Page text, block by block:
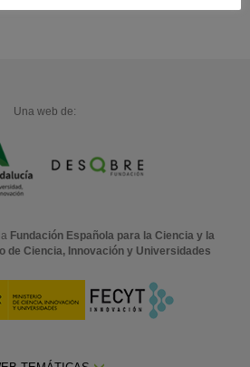
Una web de:
Fundación Española para la Ciencia y la
de Ciencia, Innovación y Universidades